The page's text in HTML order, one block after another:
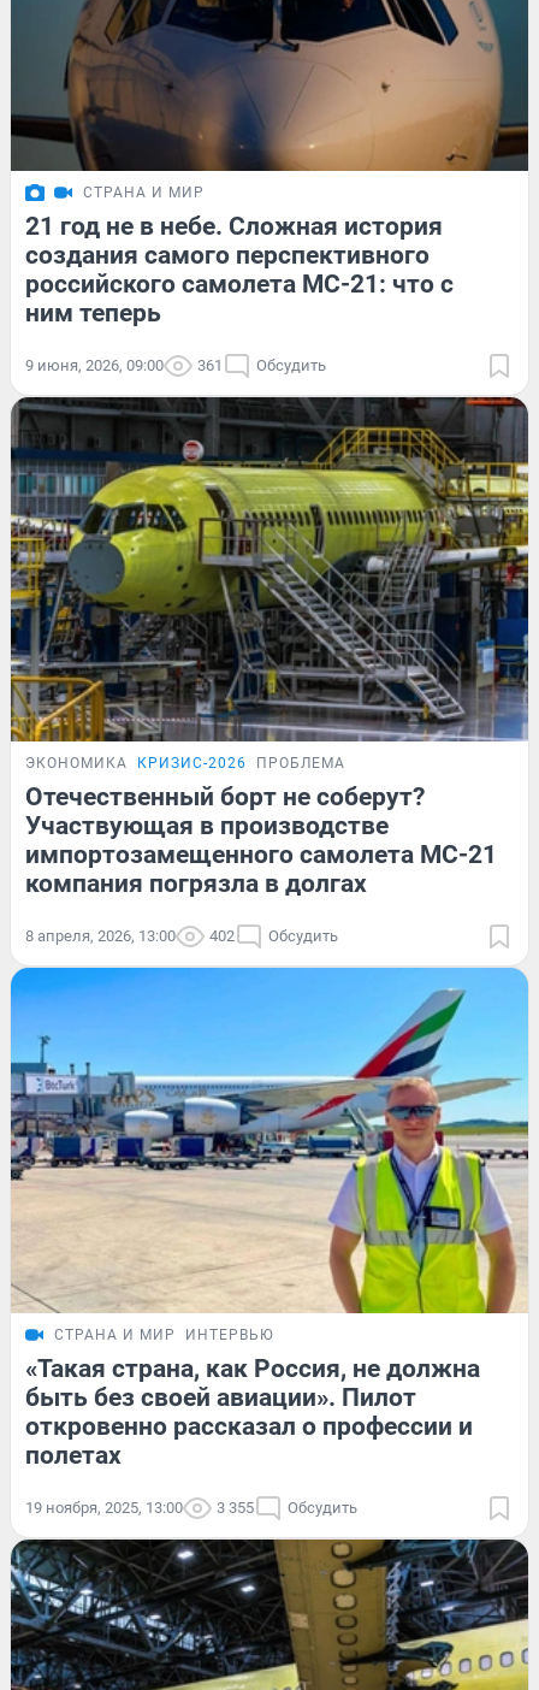
СТРАНА И МИР
21 год не в небе. Сложная история
создания самого перспективного
российского самолета МС-21: что с
ним теперь
9 июня, 2026, 09:00 361 Обсудить
ЭКОНОМИКА КРИЗИС-2026 ПРОБЛЕМА
Отечественный борт не соберут?
Участвующая в производстве
импортозамещенного самолета МС-21
компания погрязла в долгах
8 апреля, 2026, 13:00 402 Обсудить
СТРАНА И МИР ИНТЕРВЬЮ
«Такая страна, как Россия, не должна
быть без своей авиации». Пилот
откровенно рассказал о профессии и
полетах
19 ноября, 2025, 13:00 3 355 Обсудить